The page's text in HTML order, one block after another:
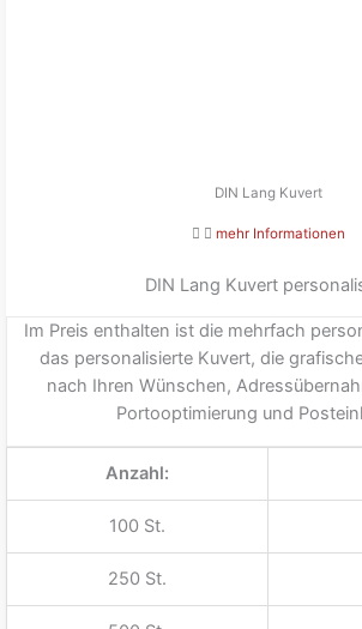
DIN Lang Kuvert
mehr Informationen
DIN Lang Kuvert
Im Preis enthalten ist die mehrfach
das personalisierte Kuvert, die
nach Ihren Wünschen,
Portooptimierung und
Anzahl:
100 St.
250 St.